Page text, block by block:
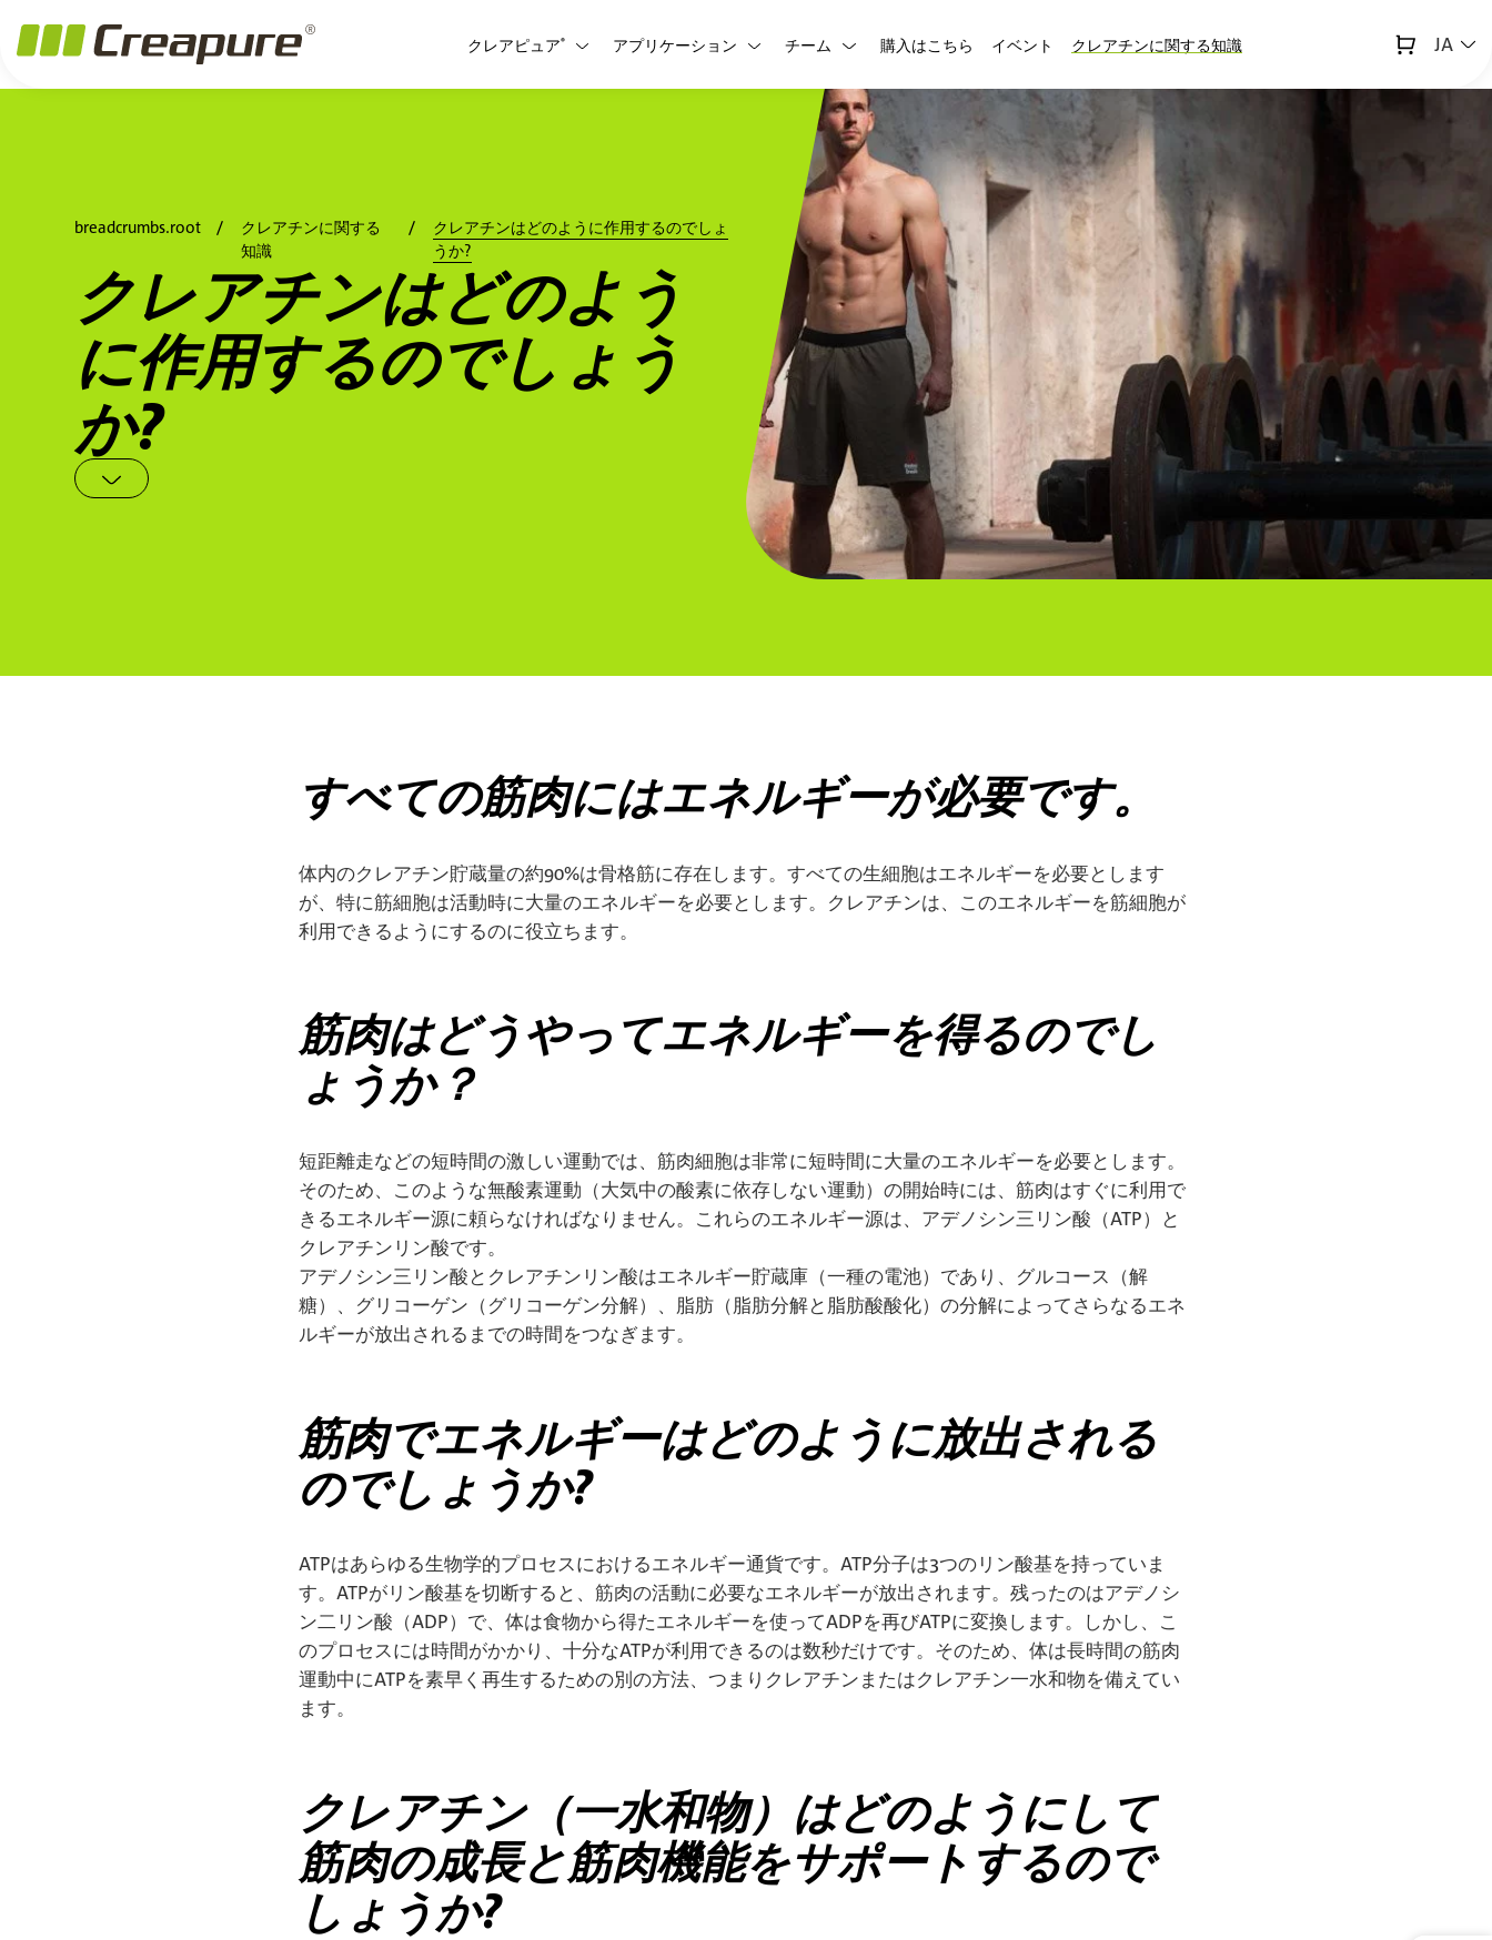
クレアピュア® aria.show_submenu
アプリケーション aria.show_submenu
チーム aria.show_submenu
購入はこちら イベント クレアチンに関する知識
JA
breadcrumbs.root
クレアチンに関する
知識
クレアチンはどのように作用するのでしょ
うか?
クレアチンはどのよう
に作用するのでしょう
か?
すべての筋肉にはエネルギーが必要です。
体内のクレアチン貯蔵量の約90%は骨格筋に存在します。すべての生細胞はエネルギーを必要とします
が、特に筋細胞は活動時に大量のエネルギーを必要とします。クレアチンは、このエネルギーを筋細胞が
利用できるようにするのに役立ちます。
筋肉はどうやってエネルギーを得るのでし
ょうか？
短距離走などの短時間の激しい運動では、筋肉細胞は非常に短時間に大量のエネルギーを必要とします。
そのため、このような無酸素運動（大気中の酸素に依存しない運動）の開始時には、筋肉はすぐに利用で
きるエネルギー源に頼らなければなりません。これらのエネルギー源は、アデノシン三リン酸（ATP）と
クレアチンリン酸です。
アデノシン三リン酸とクレアチンリン酸はエネルギー貯蔵庫（一種の電池）であり、グルコース（解
糖）、グリコーゲン（グリコーゲン分解）、脂肪（脂肪分解と脂肪酸酸化）の分解によってさらなるエネ
ルギーが放出されるまでの時間をつなぎます。
筋肉でエネルギーはどのように放出される
のでしょうか?
ATPはあらゆる生物学的プロセスにおけるエネルギー通貨です。ATP分子は3つのリン酸基を持っていま
す。ATPがリン酸基を切断すると、筋肉の活動に必要なエネルギーが放出されます。残ったのはアデノシ
ン二リン酸（ADP）で、体は食物から得たエネルギーを使ってADPを再びATPに変換します。しかし、こ
のプロセスには時間がかかり、十分なATPが利用できるのは数秒だけです。そのため、体は長時間の筋肉
運動中にATPを素早く再生するための別の方法、つまりクレアチンまたはクレアチン一水和物を備えてい
ます。
クレアチン（一水和物）はどのようにして
筋肉の成長と筋肉機能をサポートするので
しょうか?